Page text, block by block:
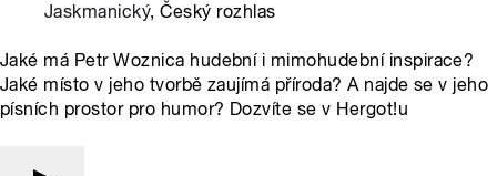
Jaskmanický, Český rozhlas
Jaké má Petr Woznica hudební i mimohudební inspirace?
Jaké místo v jeho tvorbě zaujímá příroda? A najde se v jeho
písních prostor pro humor? Dozvíte se v Hergot!u